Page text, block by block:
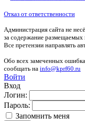
Отказ от ответственности
Администрация сайта не
за содержание размещаемых
Все претензии направлять
Обо всех замеченных
сообщать на info@kprf60.ru
Войти
Вход
Логин:
Пароль:
Запомнить меня